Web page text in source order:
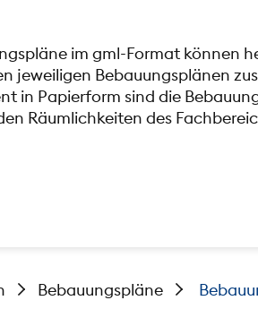
im gml-Format können
jeweiligen Bebauungsplänen
in Papierform sind die
Räumlichkeiten des
Bebauungspläne